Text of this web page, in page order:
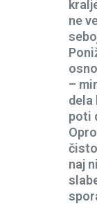
ne
–
dela
poti
naj